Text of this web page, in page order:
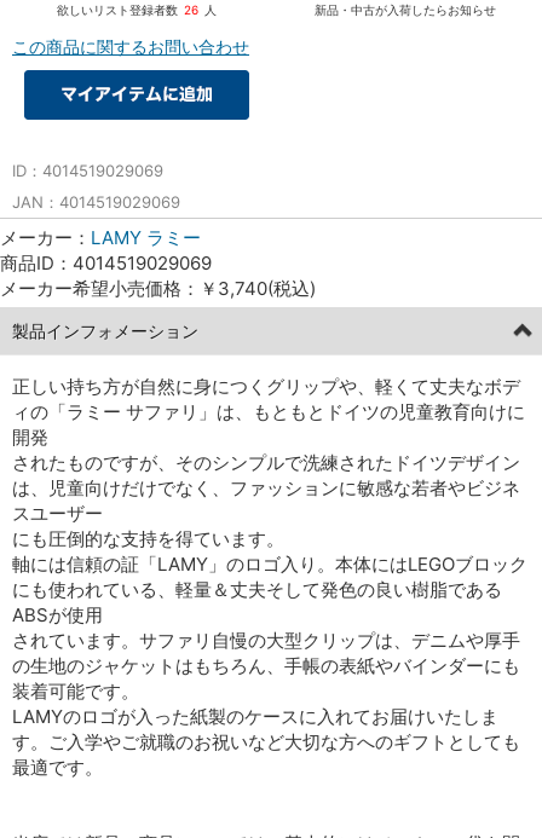
欲しいリスト登録者数 26 人 新品・中古が入荷したらお知らせ
この商品に関するお問い合わせ
ID：4014519029069
JAN：4014519029069
メーカー： LAMY ラミー
商品ID：4014519029069
メーカー希望小売価格：￥3,740(税込)
製品インフォメーション
正しい持ち方が自然に身につくグリップや、軽くて丈夫なボデ
ィの「ラミー サファリ」は、もともとドイツの児童教育向けに
開発
されたものですが、そのシンプルで洗練されたドイツデザイン
は、児童向けだけでなく、ファッションに敏感な若者やビジネ
スユーザー
にも圧倒的な支持を得ています。
軸には信頼の証「LAMY」のロゴ入り。本体にはLEGOブロック
にも使われている、軽量＆丈夫そして発色の良い樹脂である
ABSが使用
されています。サファリ自慢の大型クリップは、デニムや厚手
の生地のジャケットはもちろん、手帳の表紙やバインダーにも
装着可能です。
LAMYのロゴが入った紙製のケースに入れてお届けいたしま
す。ご入学やご就職のお祝いなど大切な方へのギフトとしても
最適です。